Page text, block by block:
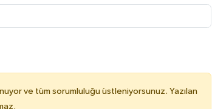
ve tüm sorumluluğu üstleniyorsunuz. Yazılan